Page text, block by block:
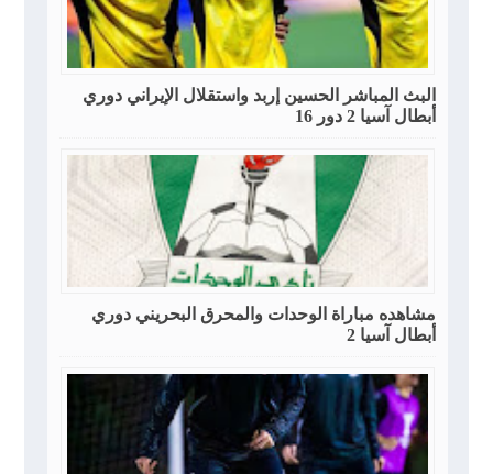
البث المباشر الحسين إربد واستقلال الإيراني دوري
أبطال آسيا 2 دور 16
مشاهده مباراة الوحدات والمحرق البحريني دوري
أبطال آسيا 2